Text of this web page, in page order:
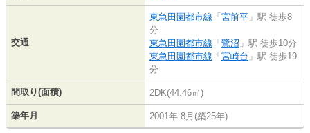
交通
東急田園都市線 「 宮前平 」駅 徒歩8
分
東急田園都市線 「 鷺沼 」駅 徒歩10分
東急田園都市線 「 宮崎台 」駅 徒歩19
分
間取り(面積) 2DK(44.46㎡)
築年月 2001年 8月(築25年)